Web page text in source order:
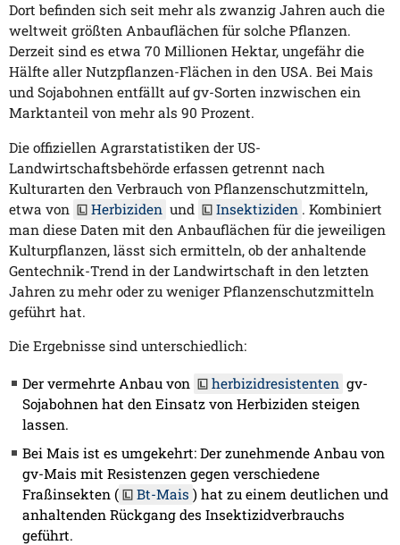
Dort befinden sich seit mehr als zwanzig Jahren auch die
weltweit größten Anbauflächen für solche Pflanzen.
Derzeit sind es etwa 70 Millionen Hektar, ungefähr die
Hälfte aller Nutzpflanzen-Flächen in den USA. Bei Mais
und Sojabohnen entfällt auf gv-Sorten inzwischen ein
Marktanteil von mehr als 90 Prozent.
Die offiziellen Agrarstatistiken der US-
Landwirtschaftsbehörde erfassen getrennt nach
Kulturarten den Verbrauch von Pflanzenschutzmitteln,
etwa von
Herbiziden und Insektiziden . Kombiniert
man diese Daten mit den Anbauflächen für die jeweiligen
Kulturpflanzen, lässt sich ermitteln, ob der anhaltende
Gentechnik-Trend in der Landwirtschaft in den letzten
Jahren zu mehr oder zu weniger Pflanzenschutzmitteln
geführt hat.
Die Ergebnisse sind unterschiedlich:
Der vermehrte Anbau von herbizidresistenten gv-
Sojabohnen hat den Einsatz von Herbiziden steigen
lassen.
Bei Mais ist es umgekehrt: Der zunehmende Anbau von
gv-Mais mit Resistenzen gegen verschiedene
Fraßinsekten (
Bt-Mais ) hat zu einem deutlichen und
anhaltenden Rückgang des Insektizidverbrauchs
geführt.